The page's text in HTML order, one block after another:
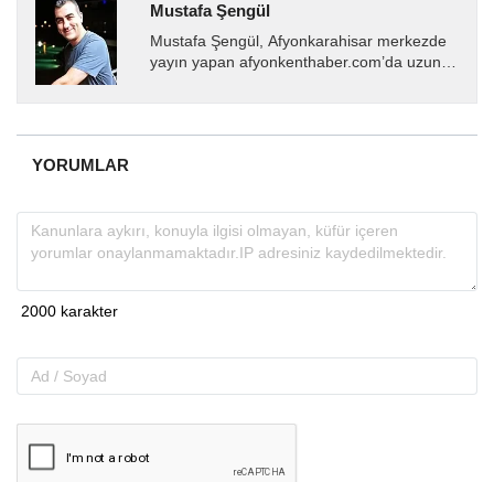
Mustafa Şengül
Mustafa Şengül, Afyonkarahisar merkezde
yayın yapan afyonkenthaber.com’da uzun
almakta, haber akışı...
YORUMLAR